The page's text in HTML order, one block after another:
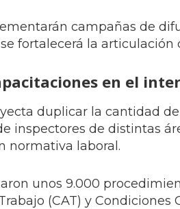
campañas de
fortalecerá la
en el
duplicar la cantidad
inspectores de distintas
normativa laboral.
unos 9.000
(CAT) y Condiciones